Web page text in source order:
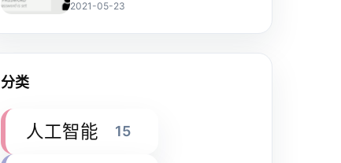
2021-05-23
分类
人工智能 15